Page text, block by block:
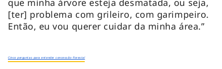
[ter] problema com grileiro, com garimpeiro.
Então, eu vou querer cuidar da minha área.”
Cinco perguntas para entender concessão florestal